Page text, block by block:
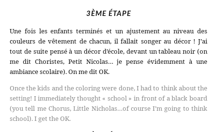
3ÈME ÉTAPE
Une fois les enfants terminés et un ajustement au niveau des
couleurs de vêtement de chacun, il fallait songer au décor ! J’ai
tout de suite pensé à un décor d’école, devant un tableau noir (on
me dit Choristes, Petit Nicolas… je pense évidemment à une
ambiance scolaire). On me dit OK.
Once the kids and the coloring were done, I had to think about the
setting! I immediately thought « school » in front of a black board
(you tell me Chorus, Little Nicholas…of course I’m going to think
school). I get the OK.